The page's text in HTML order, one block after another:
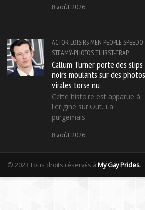
8 août 2026
ACTOR LOISIRS MEN PEOPLE SPEEDO
STEAMY-PHOTOSTHIRST-TRAP
Callum Turner porte des slips
noirs moulants sur des photos
virales torse nu
Cette histoire est apparue à
l'origine sur Out. La
purgemais
8 août 2026
© 2023 Tous droits réservés à My Gay Prides.